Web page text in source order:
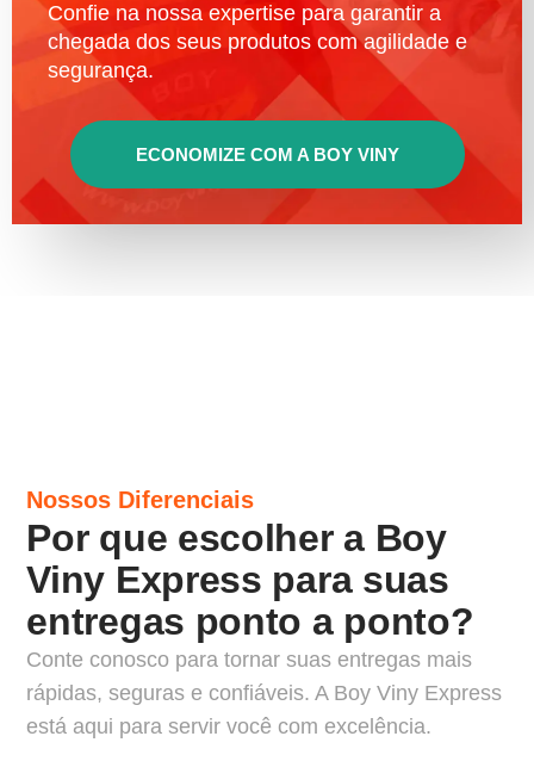
Confie na nossa expertise para garantir a
chegada dos seus produtos com agilidade e
segurança.
ECONOMIZE COM A BOY VINY
Nossos Diferenciais
Por que escolher a Boy
Viny Express para suas
entregas ponto a ponto?
Conte conosco para tornar suas entregas mais
rápidas, seguras e confiáveis. A Boy Viny Express
está aqui para servir você com excelência.